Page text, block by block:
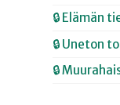
🔒 Elämän
🔒 Uneton
🔒